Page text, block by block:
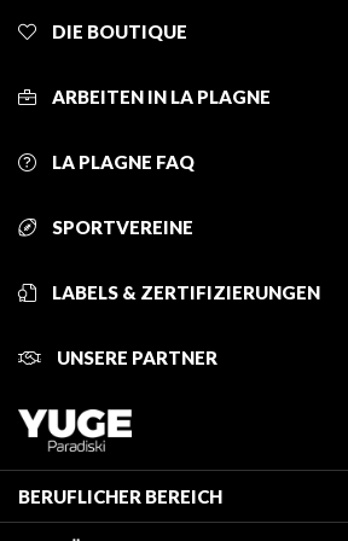
DIE BOUTIQUE
ARBEITEN IN LA PLAGNE
LA PLAGNE FAQ
SPORTVEREINE
LABELS & ZERTIFIZIERUNGEN
UNSERE PARTNER
BERUFLICHER BEREICH
Mitglied des Fremdenverkehrsamtes werden